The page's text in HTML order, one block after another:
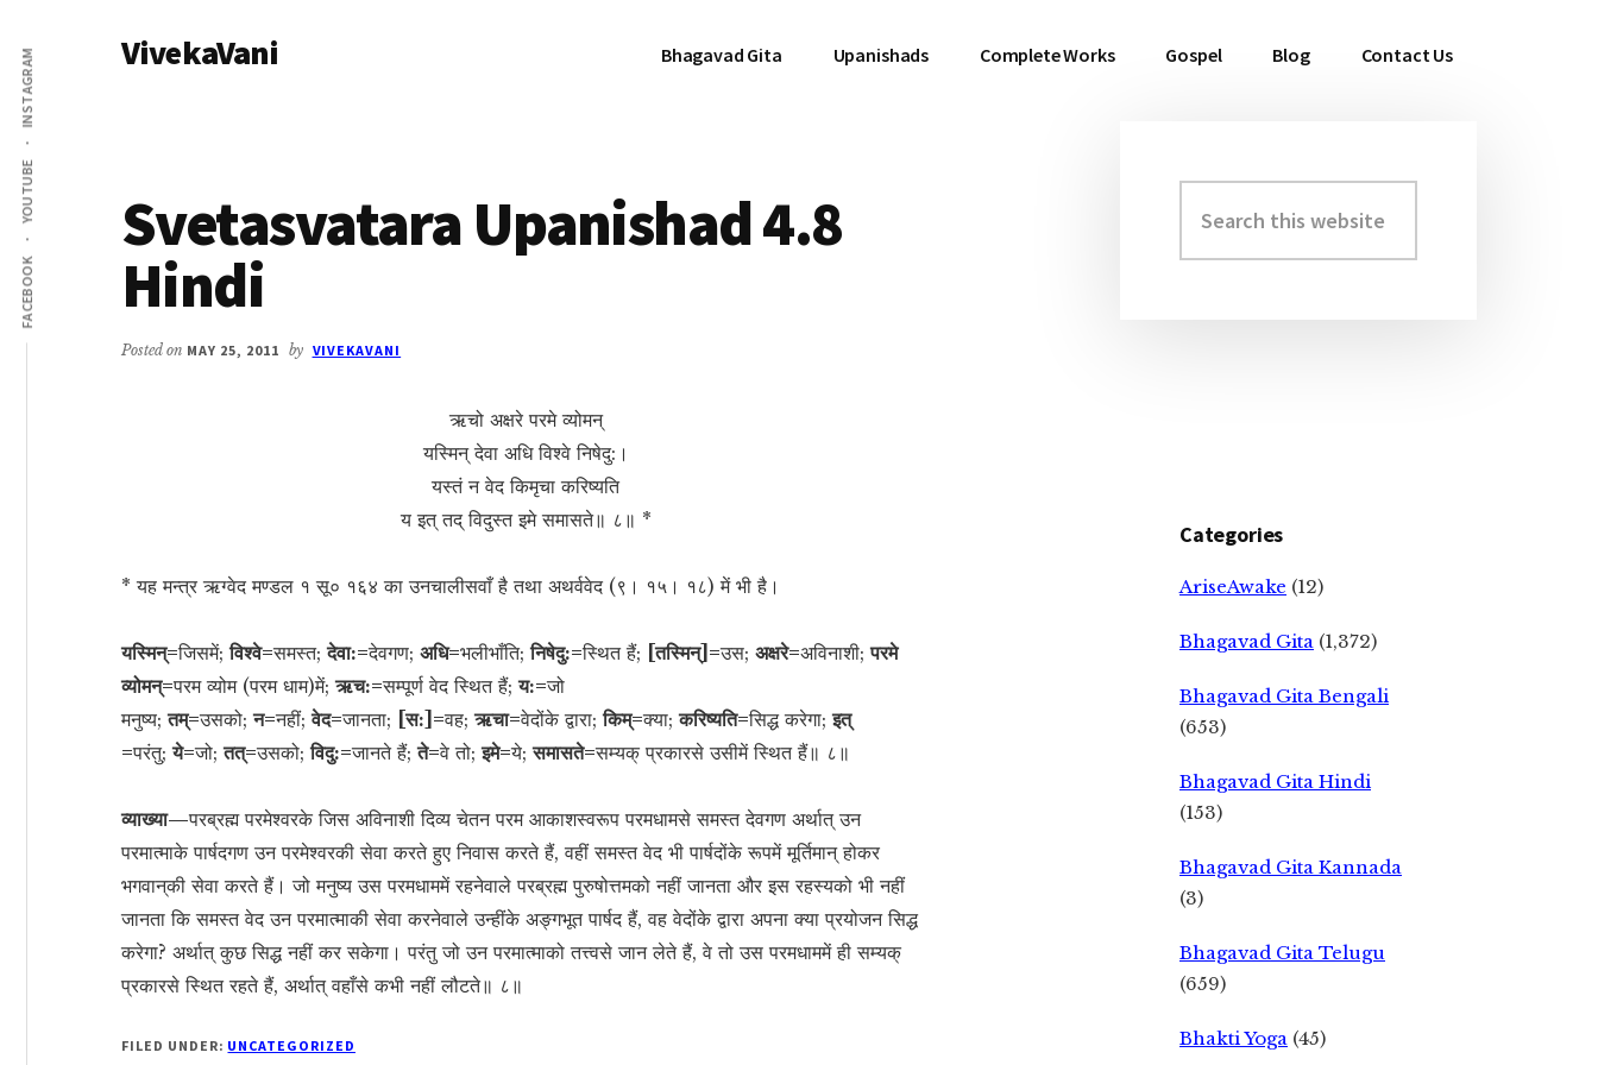
main
content
primary
sidebar
Additional
menu
FACEBOOK
YOUTUBE
INSTAGRAM VivekaVani Bhagavad Gita Upanishads Complete Works Gospel Blog Contact Us
Svetasvatara Upanishad 4.8
Hindi
Posted on MAY 25, 2011 by VIVEKAVANI
ऋचो अक्षरे परमे व्योमन्
यस्मिन् देवा अधि विश्वे निषेदु:।
यस्तं न वेद किमृचा करिष्यति
य इत् तद् विदुस्त इमे समासते॥ ८॥ *
* यह मन्त्र ऋग्वेद मण्डल १ सू० १६४ का उनचालीसवाँ है तथा अथर्ववेद (९। १५। १८) में भी है।
यस्मिन्=जिसमें;विश्वे=समस्त;देवा:=देवगण; अधि=भलीभाँति;निषेदु:=स्थित हैं; [तस्मिन्]=उस; अक्षरे=अविनाशी;परमे
व्योमन्=परम व्योम (परम धाम)में;ऋच:=सम्पूर्ण वेद स्थित हैं;य:=जो
मनुष्य;तम्=उसको;न=नहीं;वेद=जानता; [स:]=वह;ऋचा=वेदोंके द्वारा;किम्=क्या;करिष्यति=सिद्ध करेगा;इत्
=परंतु;ये=जो;तत्=उसको;विदु:=जानते हैं;ते=वे तो;इमे=ये;समासते=सम्यक् प्रकारसे उसीमें स्थित हैं॥ ८॥
व्याख्या—परब्रह्म परमेश्वरके जिस अविनाशी दिव्य चेतन परम आकाशस्वरूप परमधामसे समस्त देवगण अर्थात् उन
परमात्माके पार्षदगण उन परमेश्वरकी सेवा करते हुए निवास करते हैं, वहीं समस्त वेद भी पार्षदोंके रूपमें मूर्तिमान् होकर
भगवान‍्की सेवा करते हैं। जो मनुष्य उस परमधाममें रहनेवाले परब्रह्म पुरुषोत्तमको नहीं जानता और इस रहस्यको भी नहीं
जानता कि समस्त वेद उन परमात्माकी सेवा करनेवाले उन्हींके अङ्गभूत पार्षद हैं, वह वेदोंके द्वारा अपना क्या प्रयोजन सिद्ध
करेगा? अर्थात् कुछ सिद्ध नहीं कर सकेगा। परंतु जो उन परमात्माको तत्त्वसे जान लेते हैं, वे तो उस परमधाममें ही सम्यक्
प्रकारसे स्थित रहते हैं, अर्थात् वहाँसे कभी नहीं लौटते॥ ८॥
FILED UNDER: UNCATEGORIZED
Primary
Sidebar
this
website
Categories
AriseAwake (12)
Bhagavad Gita (1,372)
Bhagavad Gita Bengali
(653)
Bhagavad Gita Hindi
(153)
Bhagavad Gita Kannada
(3)
Bhagavad Gita Telugu
(659)
Bhakti Yoga (45)